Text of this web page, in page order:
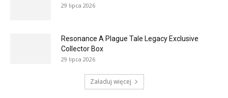
29 lipca 2026
Resonance A Plague Tale Legacy Exclusive
Collector Box
29 lipca 2026
Załaduj więcej